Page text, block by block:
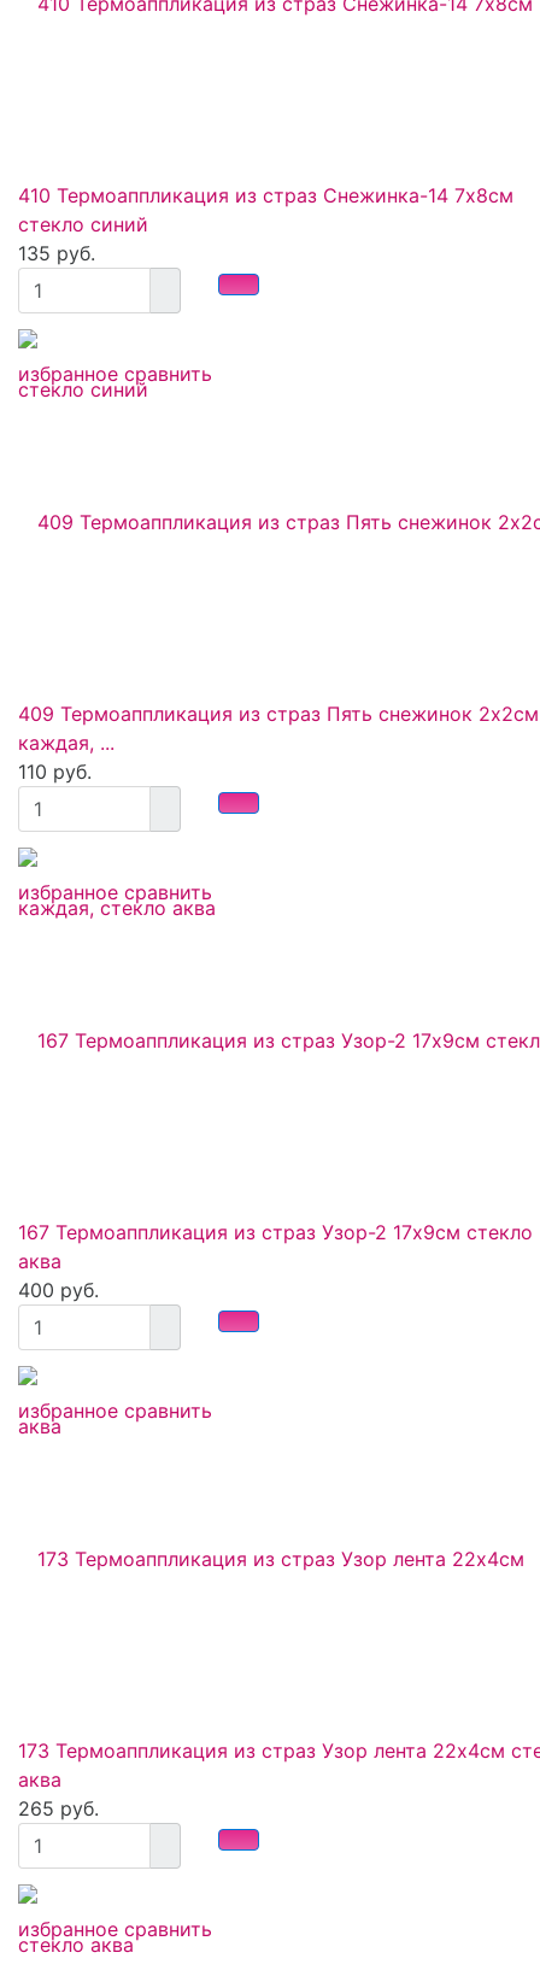
избранное сравнить
410 Термоаппликация из страз Снежинка-14 7х8см
стекло синий
135 руб.
избранное сравнить
409 Термоаппликация из страз Пять снежинок 2х2см
каждая, ...
110 руб.
избранное сравнить
167 Термоаппликация из страз Узор-2 17х9см стекло
аква
400 руб.
избранное сравнить
173 Термоаппликация из страз Узор лента 22х4см
аква
265 руб.